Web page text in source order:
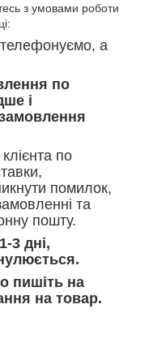
з умовами роботи
а
по
і
по
помилок,
та
пошту.
3 дні,
пишіть на
на товар.